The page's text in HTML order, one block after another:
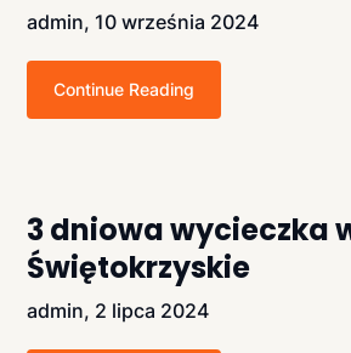
admin, 10 września 2024
Continue Reading
3 dniowa wycieczka
Świętokrzyskie
admin, 2 lipca 2024